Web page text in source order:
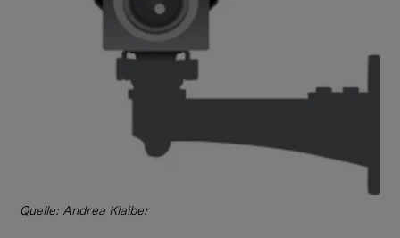
Quelle: Andrea Klaiber